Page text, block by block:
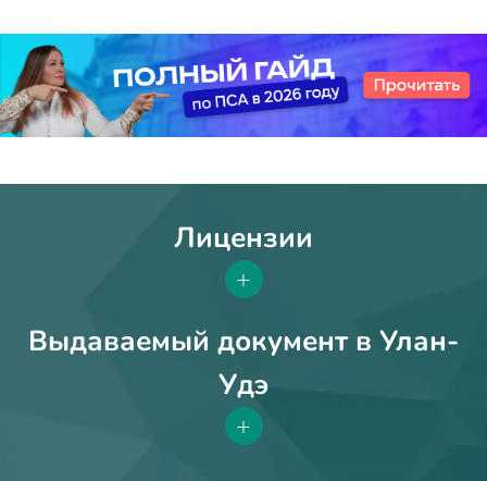
Лицензии
+
Выдаваемый документ в Улан-
Удэ
+